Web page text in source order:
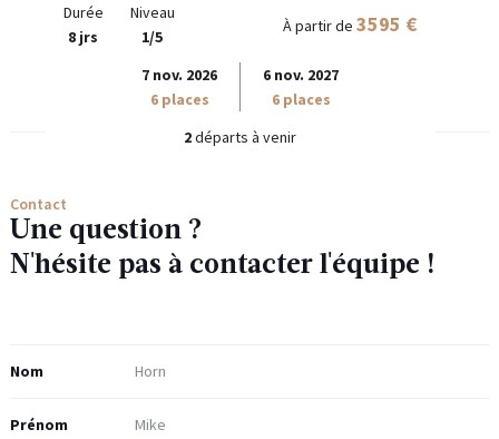
Durée
8 jrs
Niveau
1/5
À partir de 3595 €
7 nov. 2026
6 places
6 nov. 2027
6 places
2départs à venir
Contact
Une question ?
N'hésite pas à contacter l'équipe !
Nom
Prénom